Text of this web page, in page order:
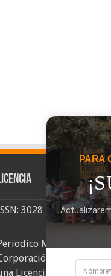
3028 - 6026
Mi Comuna 2,
Mi Comuna
Licencia Creative
PARA